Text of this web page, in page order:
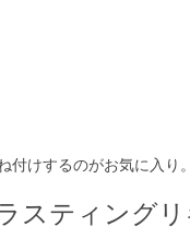
けするのがお気に入り。
スティング